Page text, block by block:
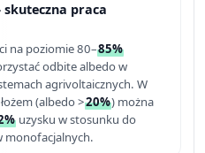
skuteczna praca
na poziomie 80–85%
odbite albedo w
agrivoltaicznych. W
(albedo >20%) można
uzysku w stosunku do
monofacjalnych.